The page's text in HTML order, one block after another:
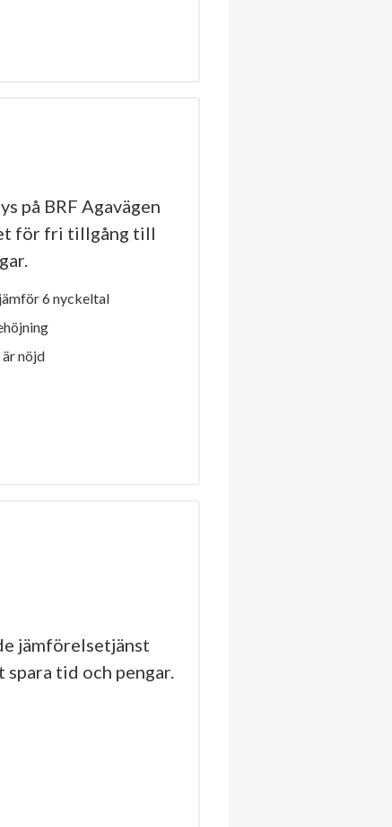
på BRF Agavägen
för fri tillgång till
6 nyckeltal
nöjd
jämförelsetjänst
tid och pengar.